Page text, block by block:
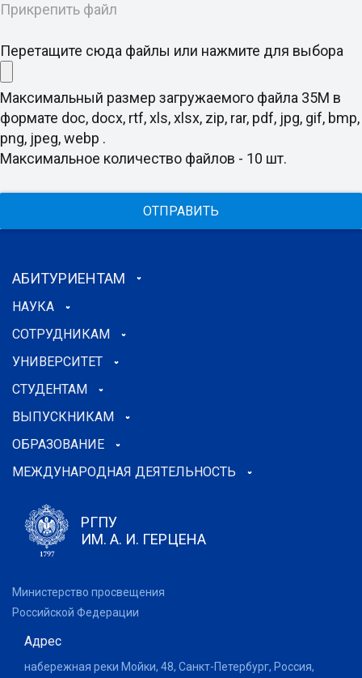
Прикрепить файл
Перетащите сюда файлы или нажмите для выбора
Максимальный размер загружаемого файла 35M в
формате doc, docx, rtf, xls, xlsx, zip, rar, pdf, jpg, gif, bmp,
png, jpeg, webp .
Максимальное количество файлов - 10 шт.
ОТПРАВИТЬ
АБИТУРИЕНТАМ
НАУКА
СОТРУДНИКАМ
УНИВЕРСИТЕТ
СТУДЕНТАМ
ВЫПУСКНИКАМ
ОБРАЗОВАНИЕ
МЕЖДУНАРОДНАЯ ДЕЯТЕЛЬНОСТЬ
РГПУ
ИМ. А. И. ГЕРЦЕНА
Министерство просвещения
Российской Федерации
Адрес
набережная реки Мойки, 48, Санкт-Петербург, Россия,